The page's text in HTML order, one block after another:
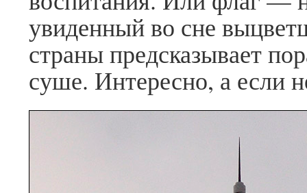
увиденный во сне
страны предсказывает
суше. Интересно, а если